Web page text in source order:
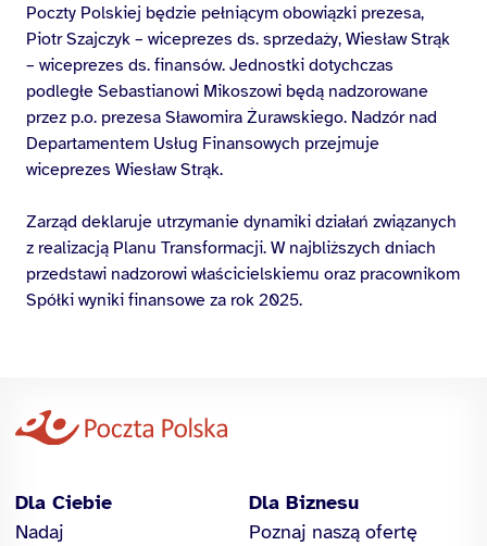
Poczty Polskiej będzie pełniącym obowiązki prezesa,
Piotr Szajczyk – wiceprezes ds. sprzedaży, Wiesław Strąk
– wiceprezes ds. finansów. Jednostki dotychczas
podległe Sebastianowi Mikoszowi będą nadzorowane
przez p.o. prezesa Sławomira Żurawskiego. Nadzór nad
Departamentem Usług Finansowych przejmuje
wiceprezes Wiesław Strąk.
Zarząd deklaruje utrzymanie dynamiki działań związanych
z realizacją Planu Transformacji. W najbliższych dniach
przedstawi nadzorowi właścicielskiemu oraz pracownikom
Spółki wyniki finansowe za rok 2025.
Dla Ciebie
Nadaj
Dla Biznesu
Poznaj naszą ofertę